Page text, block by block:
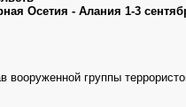
Осетия - Алания 1-3
группы